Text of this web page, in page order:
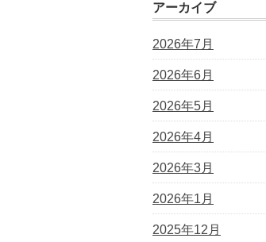
アーカイブ
2026年7月
2026年6月
2026年5月
2026年4月
2026年3月
2026年1月
2025年12月